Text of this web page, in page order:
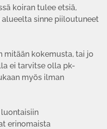
koiran tulee etsiä,
sinne piiloutuneet
mitään kokemusta, tai jo
ei tarvitse olla pk-
myös ilman
erinomaista